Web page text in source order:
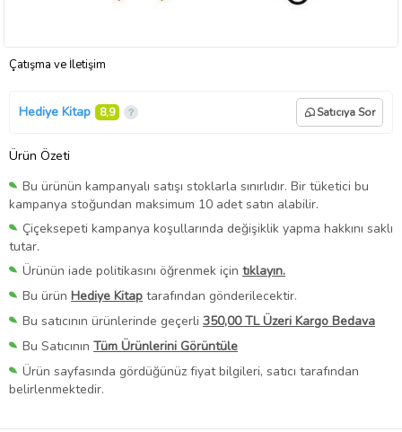
Çatışma ve İletişim
Hediye Kitap 8,9 Satıcıya Sor
Ürün Özeti
Bu ürünün kampanyalı satışı stoklarla sınırlıdır. Bir tüketici bu
kampanya stoğundan maksimum 10 adet satın alabilir.
Çiçeksepeti kampanya koşullarında değişiklik yapma hakkını saklı
tutar.
Ürünün iade politikasını öğrenmek için tıklayın.
Bu ürün Hediye Kitap tarafından gönderilecektir.
Bu satıcının ürünlerinde geçerli 350,00 TL Üzeri Kargo Bedava
Bu Satıcının Tüm Ürünlerini Görüntüle
Ürün sayfasında gördüğünüz fiyat bilgileri, satıcı tarafından
belirlenmektedir.